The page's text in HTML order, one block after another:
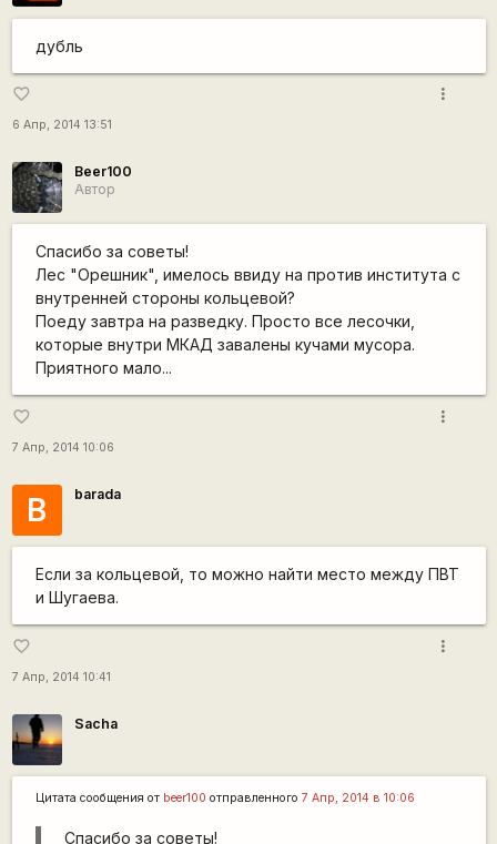
дубль
favorite_border
6 Апр, 2014 13:51
more_vert
Beer100
Автор
Спасибо за советы!
Лес "Орешник", имелось ввиду на против института с
внутренней стороны кольцевой?
Поеду завтра на разведку. Просто все лесочки,
которые внутри МКАД завалены кучами мусора.
Приятного мало...
favorite_border
7 Апр, 2014 10:06
more_vert
B barada
Если за кольцевой, то можно найти место между ПВТ
и Шугаева.
favorite_border
7 Апр, 2014 10:41
more_vert
Sacha
Цитата сообщения от beer100 отправленного 7 Апр, 2014 в 10:06
Спасибо за советы!